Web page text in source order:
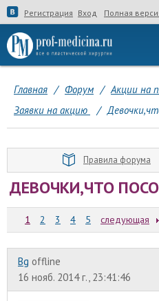
Регистрация Вход Полная
Главная / Форум / Акции на
Заявки на акцию
/
Правила форума
ДЕВОЧКИ,ЧТО
1 2 3 4 5 следующая
Bg offline
16 нояб. 2014 г., 23:41:46